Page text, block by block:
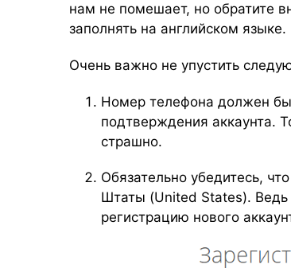
нам не помешает, но обратите
заполнять на английском языке.
Очень важно не упустить
Номер телефона должен
подтверждения аккаунта.
страшно.
Обязательно убедитесь,
Штаты (United States). Ведь
регистрацию нового